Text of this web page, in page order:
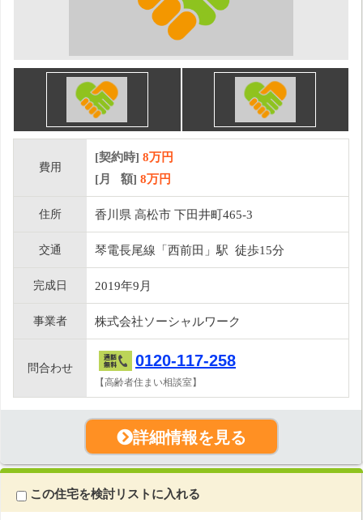
費用
[契約時] 8万円
[月 額] 8万円
住所 香川県 高松市 下田井町465-3
交通 琴電長尾線「西前田」駅 徒歩15分
完成日 2019年9月
事業者 株式会社ソーシャルワーク
問合わせ 0120-117-258
【高齢者住まい相談室】
詳細情報を見る
この住宅を検討リストに入れる